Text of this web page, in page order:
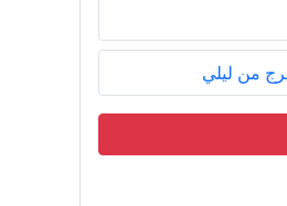
من ليلي